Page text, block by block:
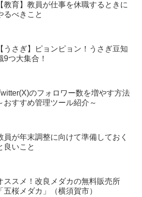
【教育】教員が仕事を休職するときに
るべきこと
【うさぎ】ピョンピョン！うさぎ豆知
9つ大集合！
のフォロワー数を増やす方法
おすすめ管理ツール紹介～
員が年末調整に向けて準備しておく
良いこと
ススメ！改良メダカの無料販売所
「五桜メダカ」（横須賀市）